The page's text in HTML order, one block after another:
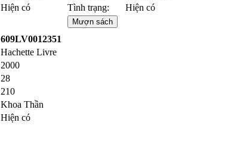
Hiện có
Tình trạng:
Hiện có
Mượn sách
609LV0012351
Hachette Livre
2000
28
210
Khoa Thần
Hiện có